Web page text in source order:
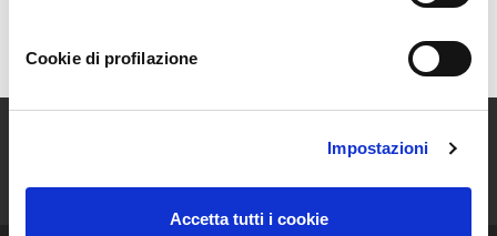
Cookie di profilazione
Impostazioni
Accetta tutti i cookie
ISCRIVITI ALLA NEWSLETTER
Resta aggiornato sulle storie e le novità della nostra Community!